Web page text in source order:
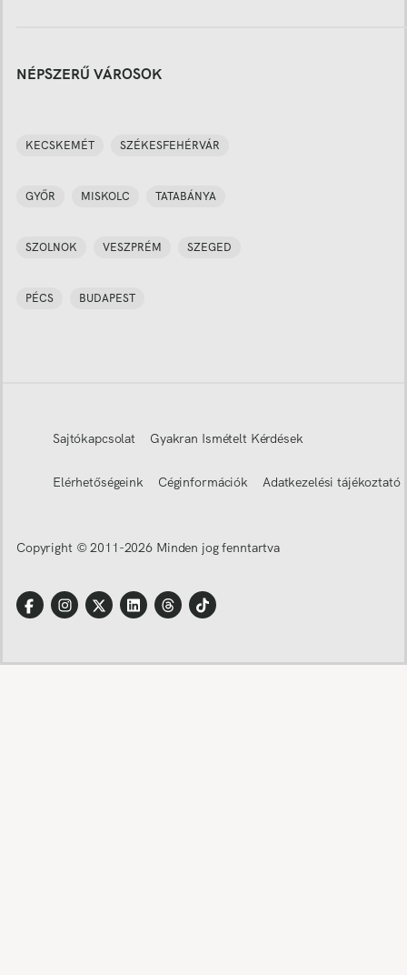
NÉPSZERŰ VÁROSOK
KECSKEMÉT SZÉKESFEHÉRVÁR
GYŐR MISKOLC TATABÁNYA
SZOLNOK VESZPRÉM SZEGED
PÉCS BUDAPEST
Sajtókapcsolat Gyakran Ismételt Kérdések
Elérhetőségeink Céginformációk Adatkezelési tájékoztató
Copyright © 2011-2026 Minden jog fenntartva